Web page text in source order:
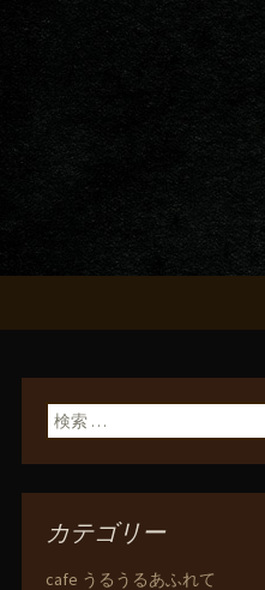
飲め
検索:
カテゴリー
cafe うるうるあふれて